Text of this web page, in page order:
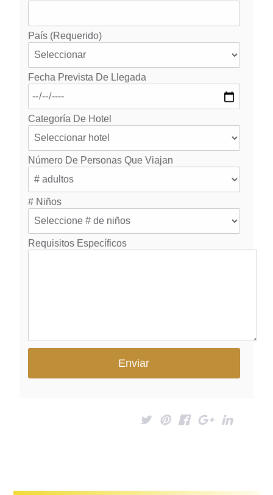
País (requerido)
Fecha Prevista De Llegada
Categoría De Hotel
Número De Personas Que Viajan
# Niños
Requisitos Específicos